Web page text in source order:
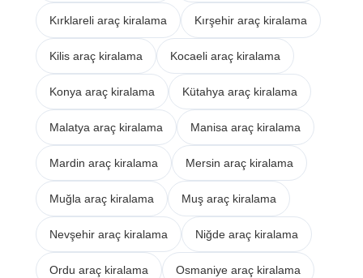
Kırklareli araç kiralama Kırşehir araç kiralama
Kilis araç kiralama Kocaeli araç kiralama
Konya araç kiralama Kütahya araç kiralama
Malatya araç kiralama Manisa araç kiralama
Mardin araç kiralama Mersin araç kiralama
Muğla araç kiralama Muş araç kiralama
Nevşehir araç kiralama Niğde araç kiralama
Ordu araç kiralama Osmaniye araç kiralama